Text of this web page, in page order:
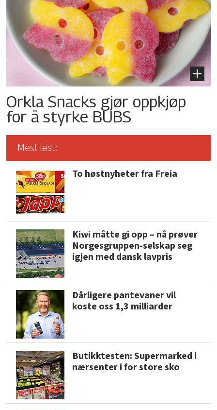
Orkla Snacks gjør oppkjøp
for å styrke BUBS
Mest lest:
To høstnyheter fra Freia
Kiwi måtte gi opp – nå prøver
Norgesgruppen-selskap seg
igjen med dansk lavpris
Dårligere pantevaner vil
koste oss 1,3 milliarder
Butikktesten: Supermarked i
nærsenter i for store sko